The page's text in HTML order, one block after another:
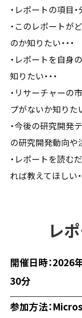
・レポートの項目
・このレポートが
のか知りたい・・・
・レポートを自身
知りたい・・・
・リサーチャーの
プがないか知りたい
・今後の研究開発
の研究開発動向や
・レポートを読む
れば教えてほしい・
レ
開催日時：2026
30分
参加方法：